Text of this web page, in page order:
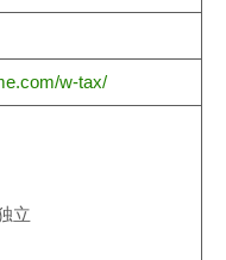
w-tax/
立